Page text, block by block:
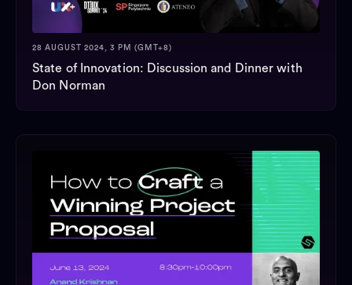
28 AUGUST 2024, 3 PM (GMT+8)
State of Innovation: Discussion and Dinner with
Don Norman